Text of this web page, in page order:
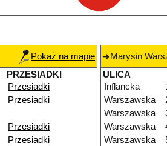
Pokaż na mapie
PRZESIADKI
Przesiadki
Przesiadki
Przesiadki
Przesiadki
Marysin
ULICA
Inflancka
Warszawska
Warszawska
Warszawska
Warszawska